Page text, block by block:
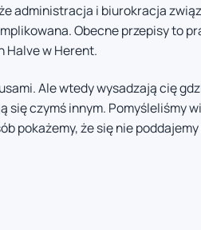
administracja i biurokracja
Obecne przepisy to
Halve w Herent.
Ale wtedy wysadzają cię
się czymś innym. Pomyśleliśmy
pokażemy, że się nie